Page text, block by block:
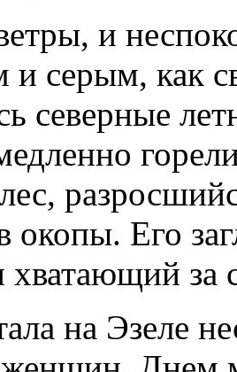
и
и серым, как
северные
окопы. Его
хватающий за
на Эзеле